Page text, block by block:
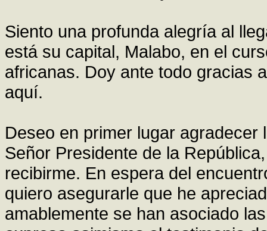
Siento una profunda alegría al
está su capital, Malabo, en el
africanas. Doy ante todo gracias
aquí.
Deseo en primer lugar
Señor Presidente de la
recibirme. En espera del
quiero asegurarle que he
amablemente se han asociado